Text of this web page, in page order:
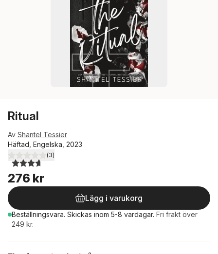
Ritual
Av Shantel Tessier
Häftad, Engelska, 2023
3,7utav 5 stjärnor. Totalt antal röster:
(3)
276 kr
Lägg i varukorg
Beställningsvara. Skickas inom 5-8 vardagar. Fri frakt över
249 kr.